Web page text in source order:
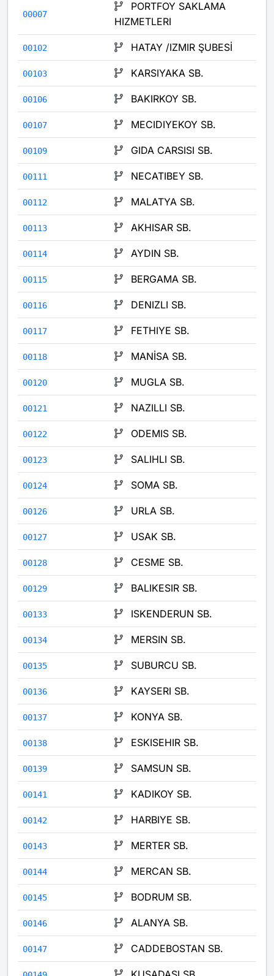
00007
PORTFOY SAKLAMA
HIZMETLERI
00102 HATAY /IZMIR ŞUBESİ
00103 KARSIYAKA SB.
00106 BAKIRKOY SB.
00107 MECIDIYEKOY SB.
00109 GIDA CARSISI SB.
00111 NECATIBEY SB.
00112 MALATYA SB.
00113 AKHISAR SB.
00114 AYDIN SB.
00115 BERGAMA SB.
00116 DENIZLI SB.
00117 FETHIYE SB.
00118 MANİSA SB.
00120 MUGLA SB.
00121 NAZILLI SB.
00122 ODEMIS SB.
00123 SALIHLI SB.
00124 SOMA SB.
00126 URLA SB.
00127 USAK SB.
00128 CESME SB.
00129 BALIKESIR SB.
00133 ISKENDERUN SB.
00134 MERSIN SB.
00135 SUBURCU SB.
00136 KAYSERI SB.
00137 KONYA SB.
00138 ESKISEHIR SB.
00139 SAMSUN SB.
00141 KADIKOY SB.
00142 HARBIYE SB.
00143 MERTER SB.
00144 MERCAN SB.
00145 BODRUM SB.
00146 ALANYA SB.
00147 CADDEBOSTAN SB.